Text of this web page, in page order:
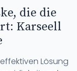
die die
Karseell
Lösung